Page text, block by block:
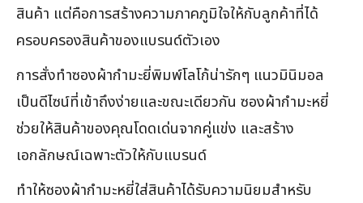
สินค้า แต่คือการสร้างความภาคภูมิใจให้กับลูกค้าที่ได้
ครอบครองสินค้าของแบรนด์ตัวเอง
การสั่งทำซองผ้ากำมะยี่พิมพ์โลโก้น่ารักๆ แนวมินิมอล
เป็นดีไซน์ที่เข้าถึงง่ายและขณะเดียวกัน ซองผ้ากำมะหยี่
ช่วยให้สินค้าของคุณโดดเด่นจากคู่แข่ง และสร้าง
เอกลักษณ์เฉพาะตัวให้กับแบรนด์
ทำให้ซองผ้ากำมะหยี่ใส่สินค้าได้รับความนิยมสำหรับ